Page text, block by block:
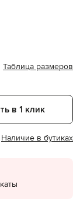
Таблица размеров
в 1 клик
Наличие в бутиках